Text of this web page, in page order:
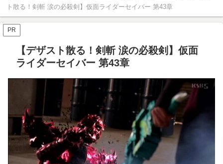
ト散る！剣斬 涙の必殺剣】仮面ライダーセイバー 第43章
PR
【デザスト散る！剣斬 涙の必殺剣】仮面
ライダーセイバー 第43章